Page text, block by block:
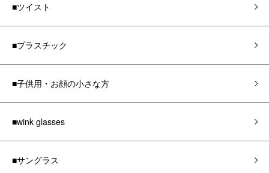
■ツイスト
■プラスチック
■子供用・お顔の小さな方
■wink glasses
■サングラス